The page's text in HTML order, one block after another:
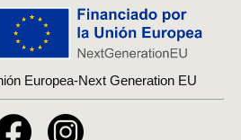
Europea-Next Generation EU